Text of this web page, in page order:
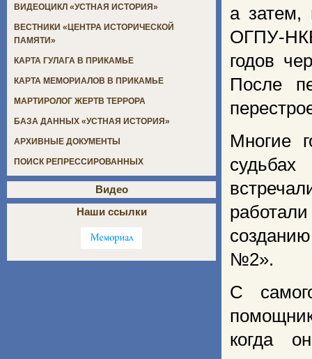
а затем,
ОГПУ-
годов
После
Многие
№2».
С
когда
ВИДЕОЦИКЛ «УСТНАЯ ИСТОРИЯ»
ВЕСТНИКИ «ЦЕНТРА ИСТОРИЧЕСКОЙ
ПАМЯТИ»
КАРТА ГУЛАГА В ПРИКАМЬЕ
КАРТА МЕМОРИАЛОВ В ПРИКАМЬЕ
МАРТИРОЛОГ ЖЕРТВ ТЕРРОРА
БАЗА ДАННЫХ «УСТНАЯ ИСТОРИЯ»
АРХИВНЫЕ ДОКУМЕНТЫ
ПОИСК РЕПРЕССИРОВАННЫХ
Видео
Наши ссылки